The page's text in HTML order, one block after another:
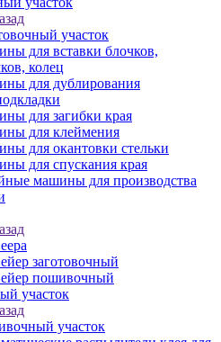
участок
для вставки блочков,
колец
для дублирования
для загибки края
для клеймения
для окантовки стельки
для спускания края
машины для производства
заготовочный
пошивочный
участок
участок